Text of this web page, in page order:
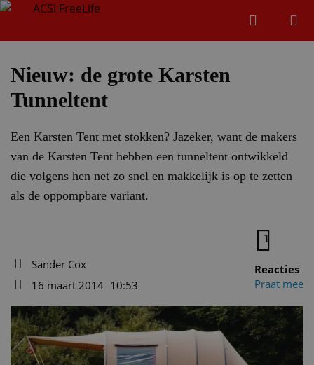
Zoeken
Nieuw: de grote Karsten
Tunneltent
Een Karsten Tent met stokken? Jazeker, want de makers
van de Karsten Tent hebben een tunneltent ontwikkeld
die volgens hen net zo snel en makkelijk is op te zetten
als de oppompbare variant.
Auteur
Sander Cox
16 maart 2014 10:53
1
Reacties
Praat mee